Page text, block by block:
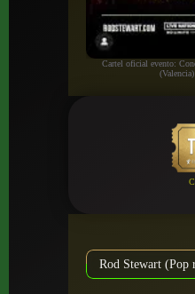
Cartel oficial evento:
Rod Stewart (Pop